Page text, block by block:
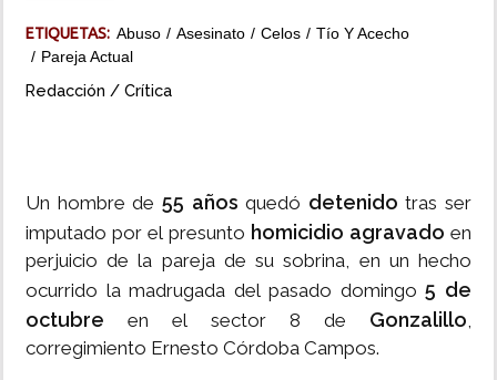
ETIQUETAS: Abuso Asesinato Celos
Tío Y Acecho
Pareja Actual
Redacción / Crítica
Un hombre de 55 años quedó detenido tras ser
imputado por el presunto homicidio agravado en
perjuicio de la pareja de su sobrina, en un hecho
ocurrido la madrugada del pasado domingo5 de
octubre en el sector 8 de Gonzalillo,
corregimiento Ernesto Córdoba Campos.